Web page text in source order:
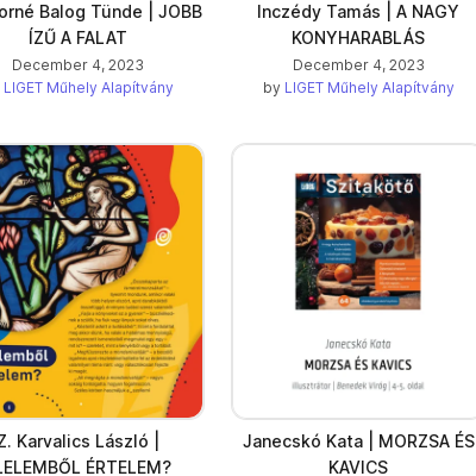
Balog Tünde | JOBB
ÍZŰ A FALAT
December 4, 2023
LIGET Műhely Alapítvány
Inczédy Tamás | A NAGY
KONYHARABLÁS
December 4, 2023
by LIGET Műhely Alapítvány
Karvalics László |
ÉRTELEM?
Janecskó Kata | MORZSA ÉS
KAVICS